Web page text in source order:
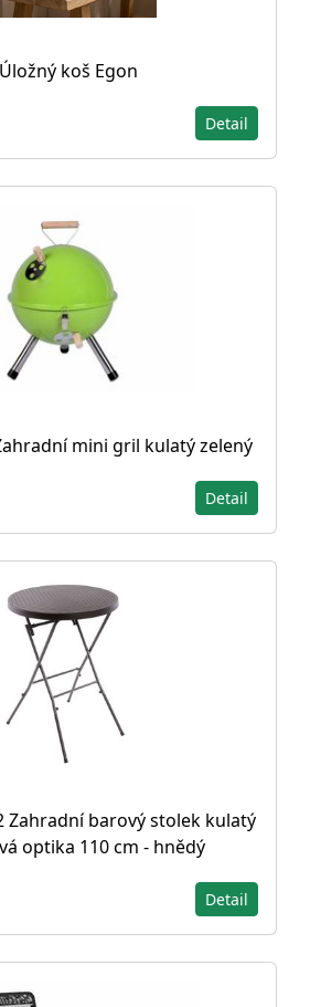
Úložný koš Egon
Detail
mini gril kulatý zelený
Detail
Zahradní barový stolek kulatý
optika 110 cm - hnědý
Detail